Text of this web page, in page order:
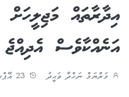
އިދާރާތައް މަޖިލީހަށް
އަނެއްކާވެސް އެދިއްޖެ
މަރްޔަމް ނަހްދާ ވަޙީދު